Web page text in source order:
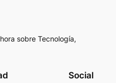
sobre Tecnología,
Social